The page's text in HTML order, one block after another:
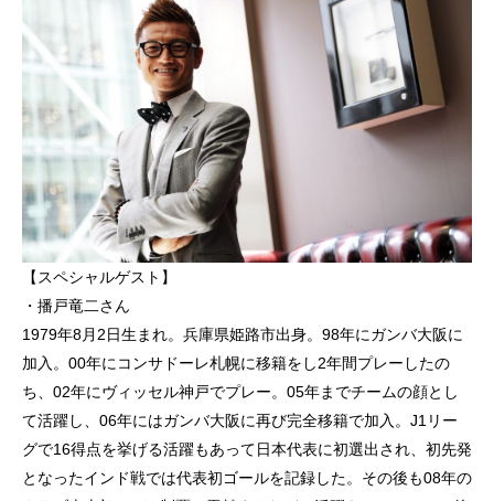
【スペシャルゲスト】
・播戸竜二さん
1979年8月2日生まれ。兵庫県姫路市出身。98年にガンバ大阪に
加入。00年にコンサドーレ札幌に移籍をし2年間プレーしたの
ち、02年にヴィッセル神戸でプレー。05年までチームの顔とし
て活躍し、06年にはガンバ大阪に再び完全移籍で加入。J1リー
グで16得点を挙げる活躍もあって日本代表に初選出され、初先発
となったインド戦では代表初ゴールを記録した。その後も08年の